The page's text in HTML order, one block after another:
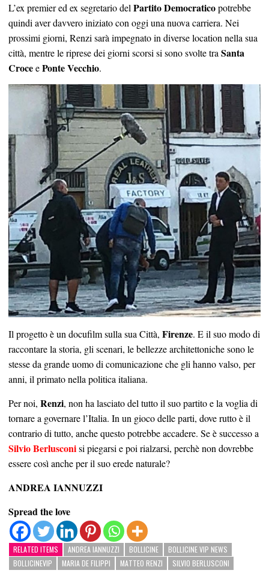
L’ex premier ed ex segretario delPartito Democraticopotrebbe
quindi aver davvero iniziato con oggi una nuova carriera. Nei
prossimi giorni, Renzi sarà impegnato in diverse location nella sua
città, mentre le riprese dei giorni scorsi si sono svolte traSanta
CroceePonte Vecchio.
Il progetto è un docufilm sulla sua Città, Firenze. E il suo modo di
raccontare la storia, gli scenari, le bellezze architettoniche sono le
stesse da grande uomo di comunicazione che gli hanno valso, per
anni, il primato nella politica italiana.
Per noi, Renzi, non ha lasciato del tutto il suo partito e la voglia di
tornare a governare l’Italia. In un gioco delle parti, dove rutto è il
contrario di tutto, anche questo potrebbe accadere. Se è successo a
Silvio Berlusconisi piegarsi e poi rialzarsi, perchè non dovrebbe
essere così anche per il suo erede naturale?
ANDREA IANNUZZI
Spread the love
RELATED ITEMS ANDREA IANNUZZI BOLLICINE
BOLLICINE VIP NEWS
BOLLICINEVIP
MARIA DE FILIPPI MATTEO RENZI SILVIO BERLUSCONI